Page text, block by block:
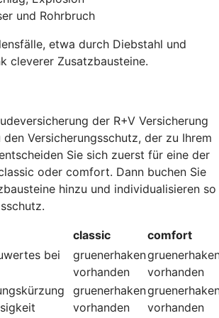
und Rohrbruch
etwa durch Diebstahl und
cleverer Zusatzbausteine.
der R+V Versicherung
Versicherungsschutz, der zu Ihrem
Sie sich zuerst für eine der
oder comfort. Dann buchen Sie
hinzu und individualisieren so
classic
comfort
bei
gruenerhaken
vorhanden
vorhanden
gruenerhaken
vorhanden
vorhanden